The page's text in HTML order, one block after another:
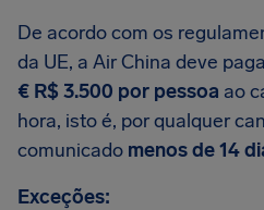
De acordo com os
da UE, a Air China deve
€ R$ 3.500 por pessoa ao
hora, isto é, por qualquer
comunicado menos de 14
Exceções: